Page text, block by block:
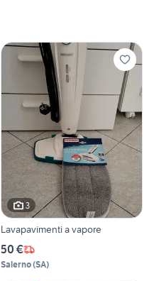
3
Lavapavimenti a vapore
50 €
Salerno(SA)